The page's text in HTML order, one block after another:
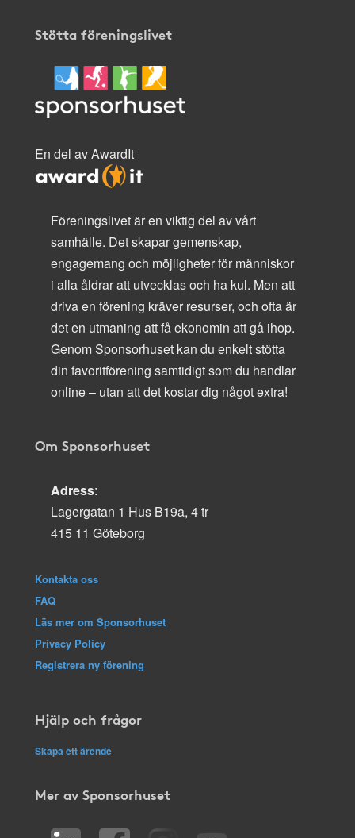
Stötta föreningslivet
En del av AwardIt
Föreningslivet är en viktig del av vårt
samhälle. Det skapar gemenskap,
engagemang och möjligheter för människor
i alla åldrar att utvecklas och ha kul. Men att
driva en förening kräver resurser, och ofta är
det en utmaning att få ekonomin att gå ihop.
Genom Sponsorhuset kan du enkelt stötta
din favoritförening samtidigt som du handlar
online – utan att det kostar dig något extra!
Om Sponsorhuset
Adress:
Lagergatan 1 Hus B19a, 4 tr
415 11 Göteborg
Kontakta oss
FAQ
Läs mer om Sponsorhuset
Privacy Policy
Registrera ny förening
Hjälp och frågor
Skapa ett ärende
Mer av Sponsorhuset